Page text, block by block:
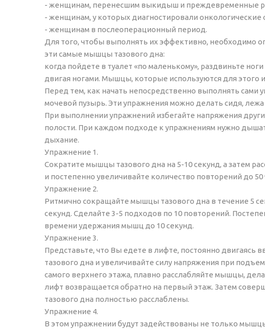
- женщинам, перенесшим выкидыш и преждевременные
- женщинам, у которых диагностировали онкологические
- женщинам в послеоперационный период.
Для того, чтобы выполнять их эффективно, необходимо
эти самые мышцы тазового дна:
когда пойдете в туалет «по маленькому», раздвиньте
двигая ногами. Мышцы, которые используются для этого
Перед тем, как начать непосредственно выполнять сами
мочевой пузырь. Эти упражнения можно делать сидя, лежа
При выполнении упражнений избегайте напряжения
полости. При каждом подходе к упражнениям нужно
дыхание.
Упражнение 1.
Сократите мышцы тазового дна на 5-10 секунд, а затем
и постепенно увеличивайте количество повторений до
Упражнение 2.
Ритмично сокращайте мышцы тазового дна в течение 5
секунд. Сделайте 3-5 подходов по 10 повторений.
времени удержания мышц до 10 секунд.
Упражнение 3.
Представьте, что Вы едете в лифте, постоянно двигаясь
тазового дна и увеличивайте силу напряжения при
самого верхнего этажа, плавно расслабляйте мышцы,
лифт возвращается обратно на первый этаж. Затем
тазового дна полностью расслаблены.
Упражнение 4.
В этом упражнении будут задействованы не только